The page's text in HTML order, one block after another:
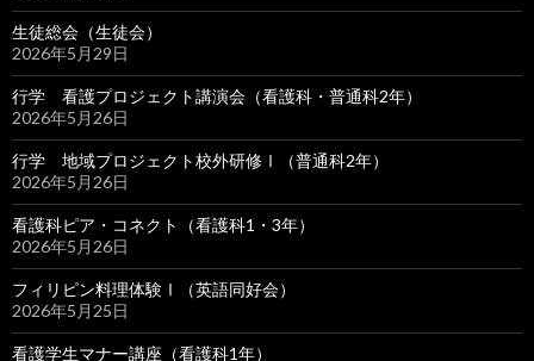
生徒総会（生徒会）
2026年5月29日
行学 看護プロジェクト講演会（看護科・普通科2年）
2026年5月26日
行学 地域プロジェクト校外研修Ⅰ（普通科2年）
2026年5月26日
看護科ピア・コネクト（看護科1・3年）
2026年5月26日
フィリピン料理体験Ⅰ（英語同好会）
2026年5月25日
看護学生マナー講座（看護科1年）